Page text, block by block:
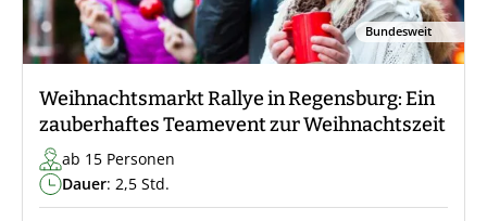
Bundesweit
Weihnachtsmarkt Rallye in Regensburg: Ein
zauberhaftes Teamevent zur Weihnachtszeit
ab 15 Personen
Dauer: 2,5 Std.